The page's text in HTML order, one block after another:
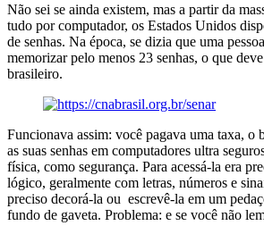
Não sei se ainda existem, mas a partir da
tudo por computador, os Estados Unidos
de senhas. Na época, se dizia que uma
memorizar pelo menos 23 senhas, o que
brasileiro.
Funcionava assim: você pagava uma taxa, o
as suas senhas em computadores ultra
física, como segurança. Para acessá-la era
lógico, geralmente com letras, números e
preciso decorá-la ou escrevê-la em um
fundo de gaveta. Problema: e se você não